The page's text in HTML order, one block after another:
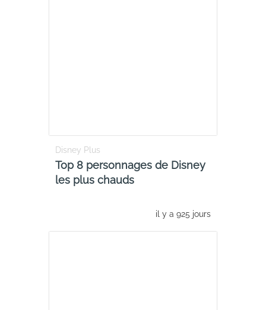
Disney Plus
Top 8 personnages de Disney
les plus chauds
il y a 925 jours